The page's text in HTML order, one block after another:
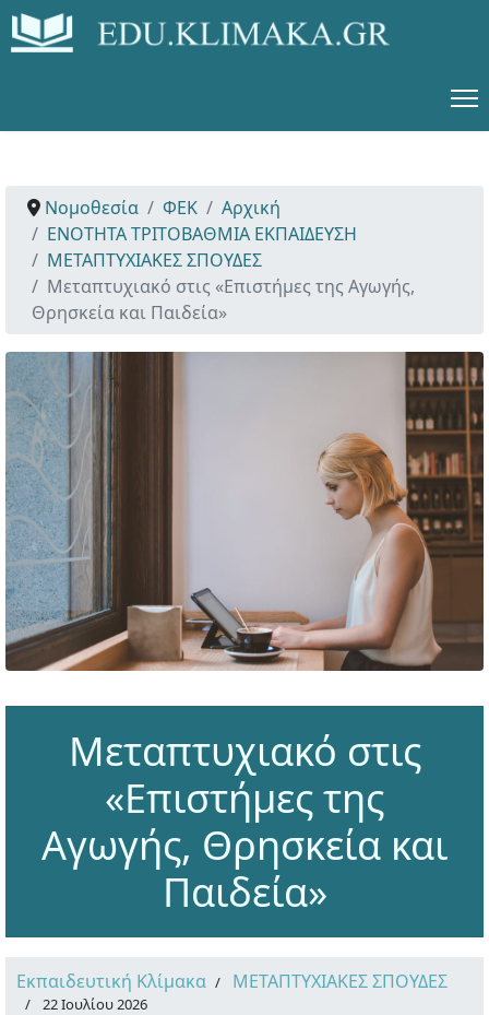
Νομοθεσία ΦΕΚ
Αρχική
ΕΝΟΤΗΤΑ ΤΡΙΤΟΒΑΘΜΙΑ ΕΚΠΑΙΔΕΥΣΗ
ΜΕΤΑΠΤΥΧΙΑΚΕΣ ΣΠΟΥΔΕΣ
Μεταπτυχιακό στις «Επιστήμες της Αγωγής,
Θρησκεία και Παιδεία»
Μεταπτυχιακό στις
«Επιστήμες της
Αγωγής, Θρησκεία και
Παιδεία»
Εκπαιδευτική Κλίμακα ΜΕΤΑΠΤΥΧΙΑΚΕΣ ΣΠΟΥΔΕΣ
22 Ιουλίου 2026